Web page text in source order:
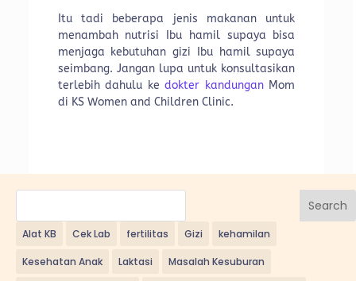
Itu tadi beberapa jenis makanan untuk
menambah nutrisi Ibu hamil supaya bisa
menjaga kebutuhan gizi Ibu hamil supaya
seimbang. Jangan lupa untuk konsultasikan
terlebih dahulu kedokter kandunganMom
di KS Women and Children Clinic.
Search
Alat KB Cek Lab fertilitas Gizi kehamilan
Kesehatan Anak Laktasi Masalah Kesuburan